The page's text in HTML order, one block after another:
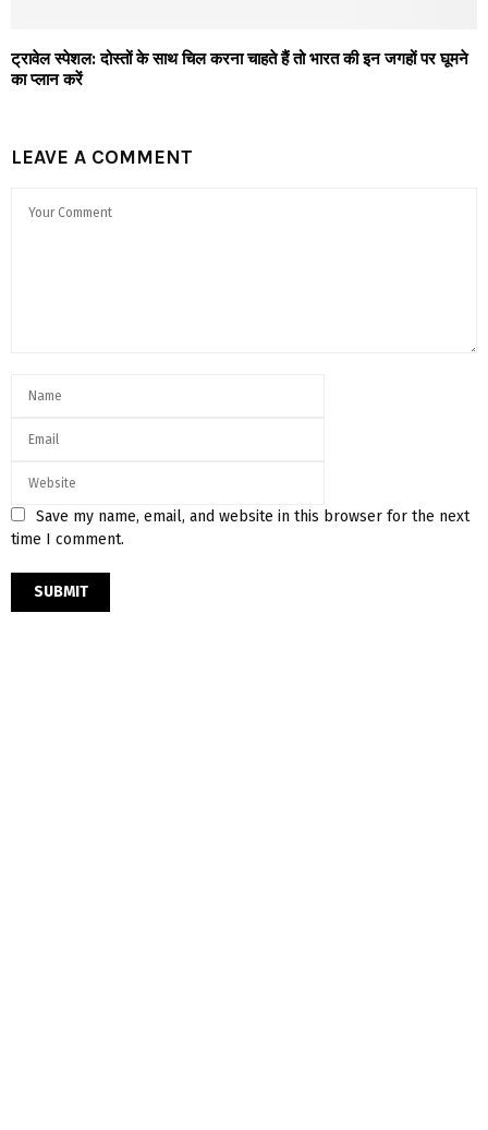
ट्रावेल स्पेशल: दोस्तों के साथ चिल करना चाहते हैं तो भारत की इन जगहों पर घूमने
का प्लान करें
LEAVE A COMMENT
Save my name, email, and website in this browser for the next
time I comment.